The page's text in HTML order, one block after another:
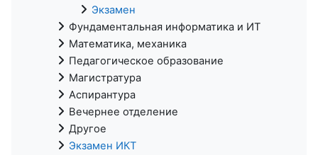
Экзамен
Фундаментальная информатика и ИТ
Математика, механика
Педагогическое образование
Магистратура
Аспирантура
Вечернее отделение
Другое
Экзамен ИКТ